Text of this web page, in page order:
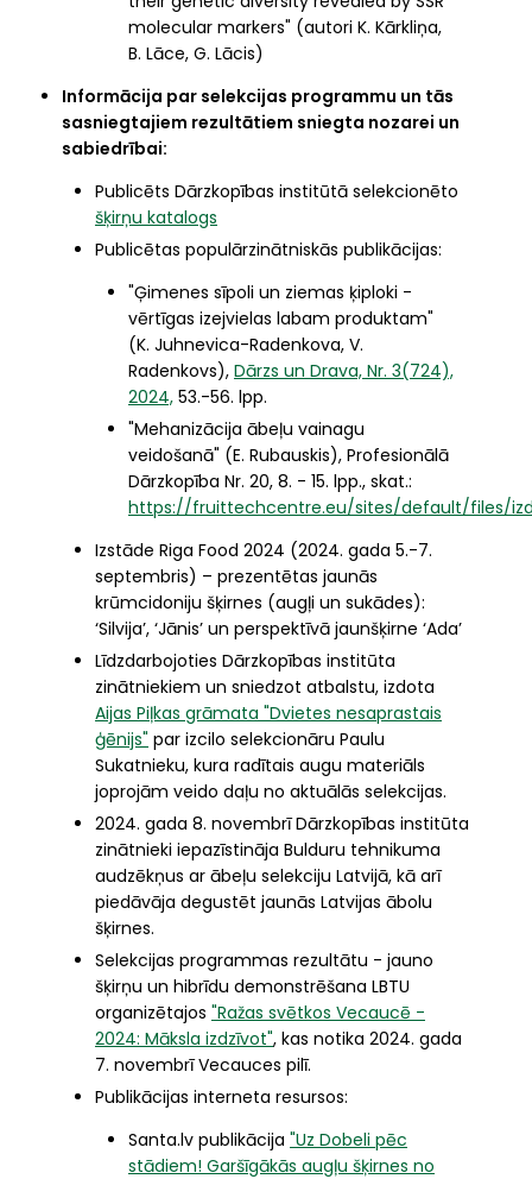
molecular markers" (autori K. Kārkliņa,
B. Lāce, G. Lācis)
Informācija par selekcijas programmu un tās
sasniegtajiem rezultātiem sniegta nozarei un
sabiedrībai:
Publicēts Dārzkopības institūtā selekcionēto
šķirņu katalogs
Publicētas populārzinātniskās publikācijas:
"Ģimenes sīpoli un ziemas ķiploki -
vērtīgas izejvielas labam produktam"
(K. Juhnevica-Radenkova, V.
Radenkovs), Dārzs un Drava, Nr. 3(724),
2024, 53.-56. lpp.
"Mehanizācija ābeļu vainagu
veidošanā" (E. Rubauskis), Profesionālā
https://fruittechcentre.eu/sites/default/files/
Izstāde Riga Food 2024 (2024. gada 5.-7.
septembris) – prezentētas jaunās
krūmcidoniju šķirnes (augļi un sukādes):
‘Silvija’, ‘Jānis’ un perspektīvā jaunšķirne ‘Ada’
Līdzdarbojoties Dārzkopības institūta
zinātniekiem un sniedzot atbalstu, izdota
Aijas Piļkas grāmata "Dvietes nesaprastais
ģēnijs" par izcilo selekcionāru Paulu
Sukatnieku, kura radītais augu materiāls
joprojām veido daļu no aktuālās selekcijas.
2024. gada 8. novembrī Dārzkopības institūta
zinātnieki iepazīstināja Bulduru tehnikuma
audzēkņus ar ābeļu selekciju Latvijā, kā arī
piedāvāja degustēt jaunās Latvijas ābolu
šķirnes.
Selekcijas programmas rezultātu - jauno
šķirņu un hibrīdu demonstrēšana LBTU
organizētajos "Ražas svētkos Vecaucē -
2024: Māksla izdzīvot", kas notika 2024. gada
7. novembrī Vecauces pilī.
Publikācijas interneta resursos:
Santa.lv publikācija "Uz Dobeli pēc
stādiem! Garšīgākās augļu šķirnes no